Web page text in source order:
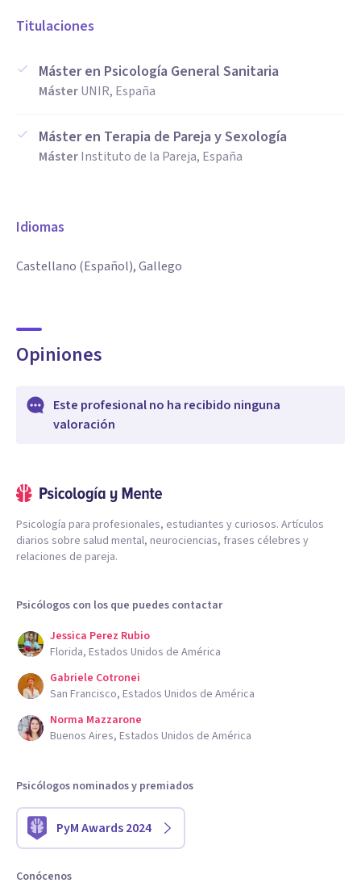
Titulaciones
Máster en Psicología General Sanitaria
MásterUNIR, España
Máster en Terapia de Pareja y Sexología
MásterInstituto de la Pareja, España
Idiomas
Castellano (Español), Gallego
Opiniones
Este profesional no ha recibido ninguna
valoración
Psicología para profesionales, estudiantes y curiosos. Artículos
diarios sobre salud mental, neurociencias, frases célebres y
relaciones de pareja.
Psicólogos con los que puedes contactar
Jessica Perez Rubio
Florida, Estados Unidos de América
Gabriele Cotronei
San Francisco, Estados Unidos de América
Norma Mazzarone
Buenos Aires, Estados Unidos de América
Psicólogos nominados y premiados
PyM Awards 2024
Conócenos